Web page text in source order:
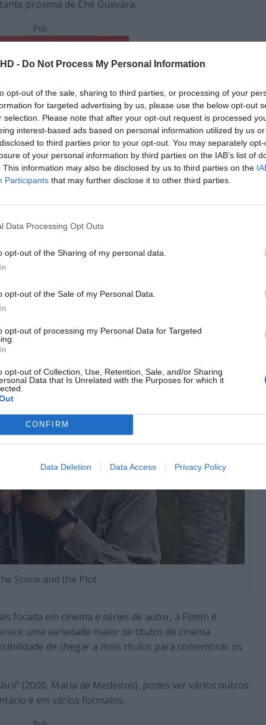
- Do Not Process My Personal Information
opt-out of the sale, sharing to third parties, or processing of your
for targeted advertising by us, please use the below opt-out
selection. Please note that after your opt-out request is processed
interest-based ads based on personal information utilized by us
to third parties prior to your opt-out. You may separately
of your personal information by third parties on the IAB’s list of
This information may also be disclosed by us to third parties on the
Participants that may further disclose it to other third parties.
Data Processing Opt Outs
opt-out of the Sharing of my personal data.
opt-out of the Sale of my Personal Data.
opt-out of processing my Personal Data for Targeted
opt-out of Collection, Use, Retention, Sale, and/or Sharing
Data that Is Unrelated with the Purposes for which it
CONFIRM
Data Deletion Data Access Privacy Policy
próxima de Ché Guevara.
Pub
o 25 de Abril é grande
de época
Stone and the Plot
focada em cinema e séries de autor, a FilmIn é
uma variedade maior de títulos de cinema
de chegar a mais títulos para comemorar os
(2000, Maria de Medeiros), podes ver vários outros
e em vários formatos.